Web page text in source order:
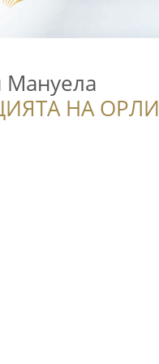
Мануела
НА ОРЛИ